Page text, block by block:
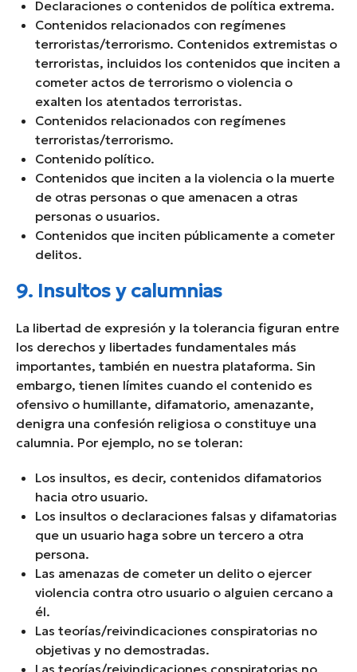
Declaraciones o contenidos de política extrema.
Contenidos relacionados con regímenes
terroristas/terrorismo. Contenidos extremistas o
terroristas, incluidos los contenidos que inciten a
cometer actos de terrorismo o violencia o
exalten los atentados terroristas.
Contenidos relacionados con regímenes
terroristas/terrorismo.
Contenido político.
Contenidos que inciten a la violencia o la muerte
de otras personas o que amenacen a otras
personas o usuarios.
Contenidos que inciten públicamente a cometer
delitos.
9. Insultos y calumnias
La libertad de expresión y la tolerancia figuran entre
los derechos y libertades fundamentales más
importantes, también en nuestra plataforma. Sin
embargo, tienen límites cuando el contenido es
ofensivo o humillante, difamatorio, amenazante,
denigra una confesión religiosa o constituye una
calumnia. Por ejemplo, no se toleran:
Los insultos, es decir, contenidos difamatorios
hacia otro usuario.
Los insultos o declaraciones falsas y difamatorias
que un usuario haga sobre un tercero a otra
persona.
Las amenazas de cometer un delito o ejercer
violencia contra otro usuario o alguien cercano a
él.
Las teorías/reivindicaciones conspiratorias no
objetivas y no demostradas.
Las teorías/reivindicaciones conspiratorias no